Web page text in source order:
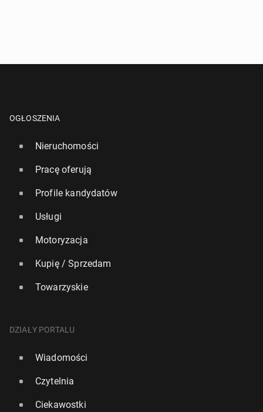
OGŁOSZENIA
Nieruchomości
Pracę oferują
Profile kandydatów
Usługi
Motoryzacja
Kupię / Sprzedam
Towarzyskie
DZIAŁY PORTALU
Wiadomości
Czytelnia
Ciekawostki